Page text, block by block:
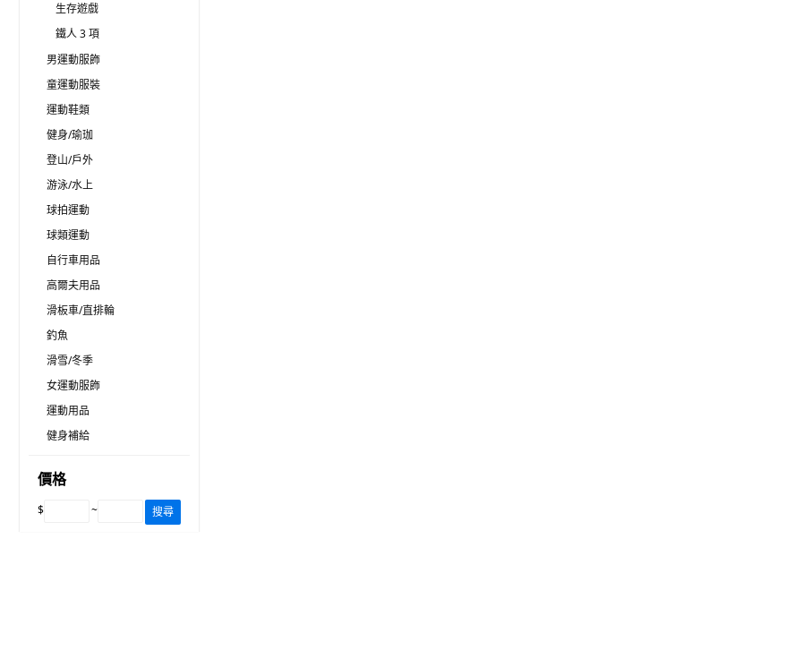
生存遊戲
鐵人 3 項
男運動服飾
童運動服裝
運動鞋類
健身/瑜珈
登山/戶外
游泳/水上
球拍運動
球類運動
自行車用品
高爾夫用品
滑板車/直排輪
釣魚
滑雪/冬季
女運動服飾
運動用品
健身補給
價格
$ ~ 搜尋